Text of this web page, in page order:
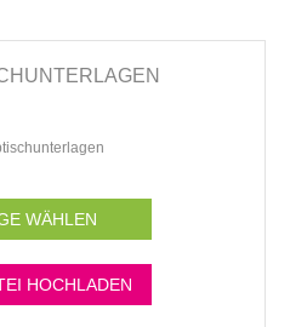
WÄHLEN
HOCHLADEN